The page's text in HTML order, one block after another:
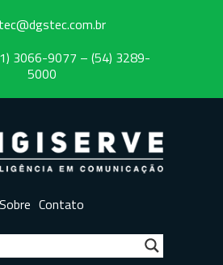
3066-9077 – (54) 3289-
5000
Sobre Contato